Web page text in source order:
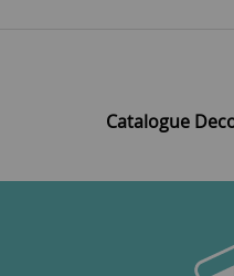
Catalogue